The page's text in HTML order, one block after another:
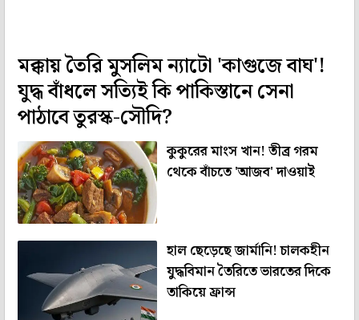
মক্কায় তৈরি মুসলিম ন্যাটো 'কাগুজে বাঘ'!
যুদ্ধ বাঁধলে সত্যিই কি পাকিস্তানে সেনা
পাঠাবে তুরস্ক-সৌদি?
কুকুরের মাংস খান! তীব্র গরম
থেকে বাঁচতে 'আজব' দাওয়াই
হাল ছেড়েছে জার্মানি! চালকহীন
যুদ্ধবিমান তৈরিতে ভারতের দিকে
তাকিয়ে ফ্রান্স